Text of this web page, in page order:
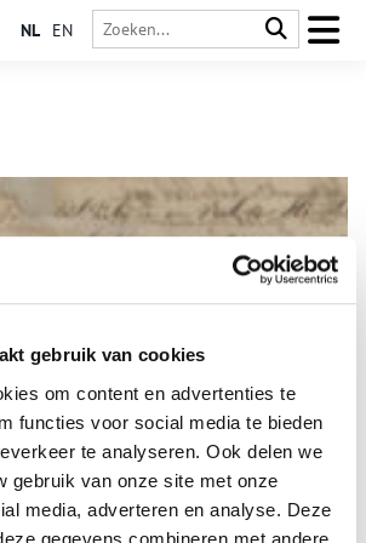
gebruik van cookies
om content en advertenties te
functies voor social media te bieden
te analyseren. Ook delen we
gebruik van onze site met onze
media, adverteren en analyse. Deze
gegevens combineren met andere
NL EN
Regionaal Archief Alkmaar een
uit de collectie in de schijnwerpers. Deze
een ooggetuige van de grote brand van
15 september 2023 was het precies 235
groot deel van Kolhorn verwoest werd
ontstond aan het eind van de